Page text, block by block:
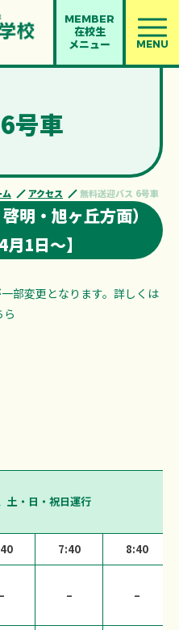
MEMBER
在校生
メニュー
MENU
号車
アクセス 無料送迎バス 6号車
明・旭ヶ丘方面）
月1日〜】
部変更となります。詳しくは
ら
土・日・祝日運行
7:40 8:40
– – –